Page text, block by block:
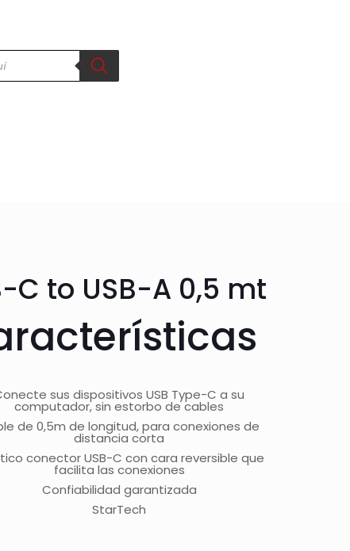
C to USB-A 0,5 mt
sus dispositivos USB Type-C a su
computador, sin estorbo de cables
de 0,5m de longitud, para conexiones de
distancia corta
conector USB-C con cara reversible que
facilita las conexiones
Confiabilidad garantizada
StarTech